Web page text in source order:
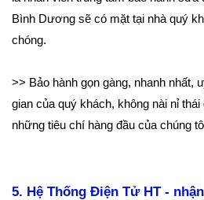
Bình Dương sẽ có mặt tại nhà quý
chóng.
>> Bảo hành gọn gàng, nhanh nhất,
gian của quý khách, không nài nỉ
những tiêu chí hàng đầu của chúng
5. Hệ Thống Điện Tử HT -